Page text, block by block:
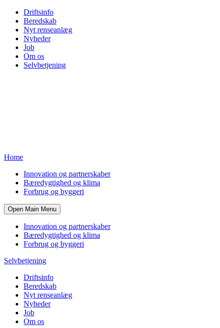
Driftsinfo
Beredskab
Nyt renseanlæg
Nyheder
Job
Om os
Selvbetjening
Home
Innovation og partnerskaber
Bæredygtighed og klima
Forbrug og byggeri
Open Main Menu
Innovation og partnerskaber
Bæredygtighed og klima
Forbrug og byggeri
Selvbetjening
Driftsinfo
Beredskab
Nyt renseanlæg
Nyheder
Job
Om os